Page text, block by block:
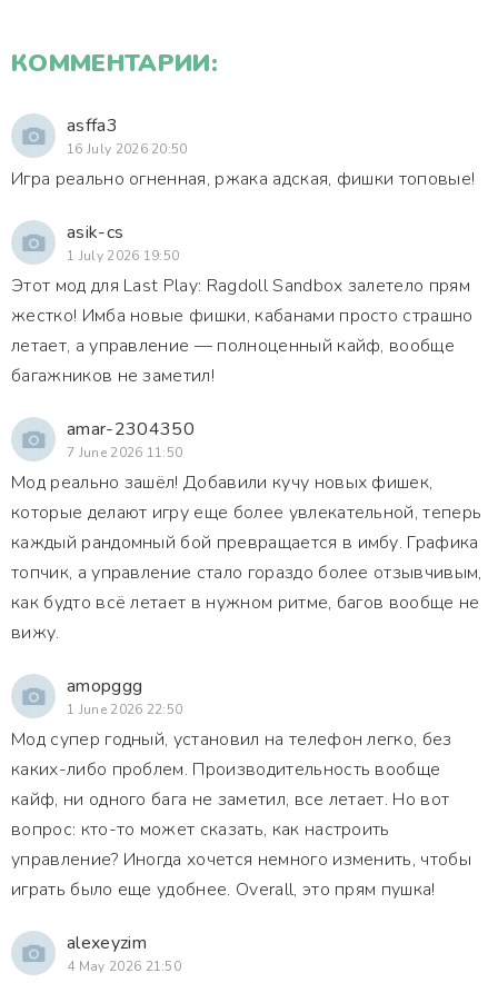
КОММЕНТАРИИ:
asffa3
16 July 2026 20:50
Игра реально огненная, ржака адская, фишки топовые!
asik-cs
1 July 2026 19:50
Этот мод для Last Play: Ragdoll Sandbox залетело прям
жестко! Имба новые фишки, кабанами просто страшно
летает, а управление — полноценный кайф, вообще
багажников не заметил!
amar-2304350
7 June 2026 11:50
Мод реально зашёл! Добавили кучу новых фишек,
которые делают игру еще более увлекательной, теперь
каждый рандомный бой превращается в имбу. Графика
топчик, а управление стало гораздо более отзывчивым,
как будто всё летает в нужном ритме, багов вообще не
вижу.
amopggg
1 June 2026 22:50
Мод супер годный, установил на телефон легко, без
каких-либо проблем. Производительность вообще
кайф, ни одного бага не заметил, все летает. Но вот
вопрос: кто-то может сказать, как настроить
управление? Иногда хочется немного изменить, чтобы
играть было еще удобнее. Overall, это прям пушка!
alexeyzim
4 May 2026 21:50